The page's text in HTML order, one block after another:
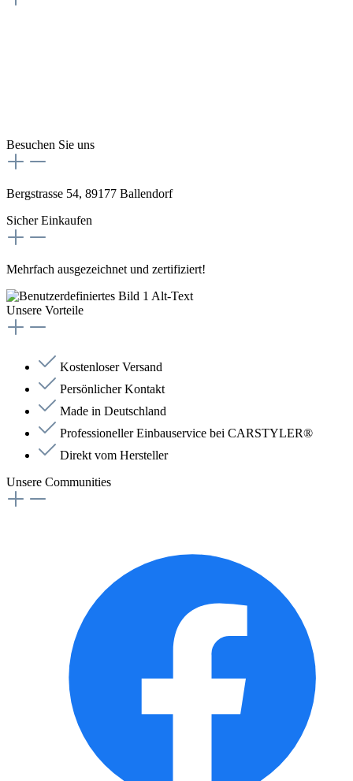
Besuchen Sie uns
Bergstrasse 54, 89177 Ballendorf
Sicher Einkaufen
Mehrfach ausgezeichnet und zertifiziert!
Unsere Vorteile
Kostenloser Versand
Persönlicher Kontakt
Made in Deutschland
Professioneller Einbauservice bei CARSTYLER®
Direkt vom Hersteller
Unsere Communities